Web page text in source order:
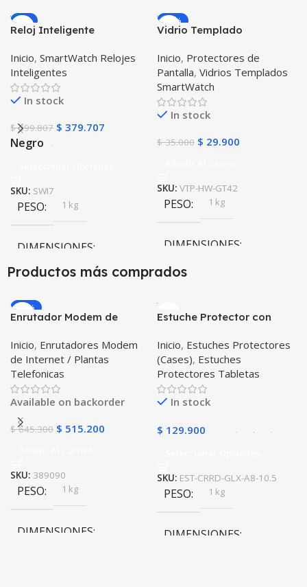
-5%
Reloj Inteligente
Incluye Pulso y Estuche
protector – GPS
Inicio, SmartWatch Relojes
Inteligentes
In stock
$399.807 $ 379.707
Negro
SKU: SWI7
PESO 1 kg
DIMENSIONES
COLOR Negro, Rosa
PULSO ADICIONAL
Goma , Metalizado
-15%
Vidrio Templado
42mm X2 Unidades
Inicio, Protectores de
Pantalla, Vidrios Templados
SmartWatch
In stock
$35.000 $ 29.900
SKU: VTP-HW-GT42
PESO 1 kg
DIMENSIONES
20 × 20 × 20 cm
Productos más comprados
-20%
Enrutador Modem de
Libre Todo Operador 4G
LTE SIMCARD
Inicio, Enrutadores Modem
de Internet / Plantas
Telefonicas
Available on backorder
$645.300 $ 515.200
SKU: 389090
PESO 1 kg
DIMENSIONES
Estuche Protector con
Tablet Samsung Galaxy
Tab A8 10.5 2021 – 2022
SM-x200 SM-x205 Anti
golpes con soporte
Inicio, Estuches Protectores
(Cases), Estuches
Protectores Tabletas
In stock
$ 129.900
SKU: EST-CRRD-GLX-A8-10.5
PESO 1 kg
DIMENSIONES